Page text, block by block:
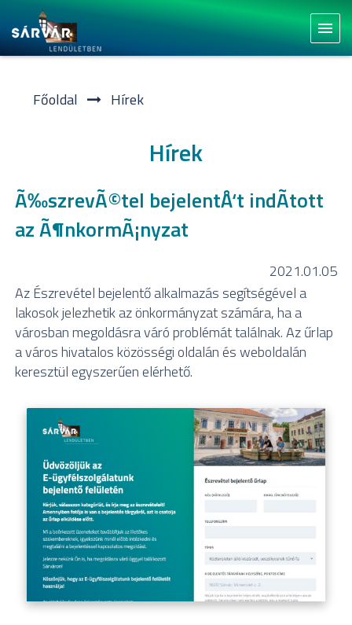
menu
Főoldal Hí­rek
Hírek
Ã‰szrevÃ©tel bejelentÅ‘t indÃ­tott
az Ã¶nkormÃ¡nyzat
2021.01.05
Az Észrevétel bejelentő alkalmazás segítségével a
lakosok jelezhetik az önkormányzat számára, ha a
városban megoldásra váró problémát találnak. Az űrlap
a város hivatalos közösségi oldalán és weboldalán
keresztül egyszerűen elérhető.